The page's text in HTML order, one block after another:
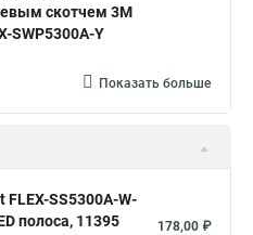
скотчем 3М
SWP5300A-Y
Показать больше
SS5300A-W-
полоса, 11395
178,00 ₽